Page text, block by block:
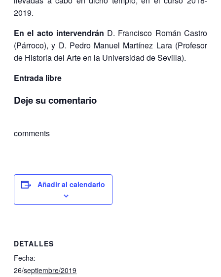
2019.
En el acto intervendrán D. Francisco Román Castro
(Párroco), y D. Pedro Manuel Martínez Lara (Profesor
de Historia del Arte en la Universidad de Sevilla).
Entrada libre
Deje su comentario
comments
Añadir al calendario
DETALLES
Fecha:
26/septiembre/2019